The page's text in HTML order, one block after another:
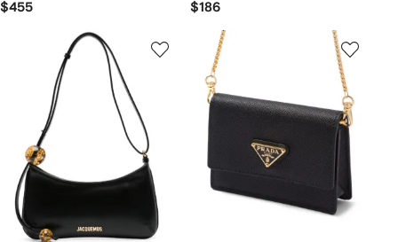
$455 $186